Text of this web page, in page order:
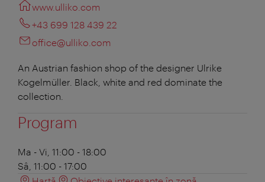
www.ulliko.com
+43 699 128 439 22
office@ulliko.com
An Austrian fashion shop of the designer Ulrike
Kogelmüller. Black, white and red dominate the
collection.
Program
Ma - Vi, 11:00 - 18:00
Sâ, 11:00 - 17:00